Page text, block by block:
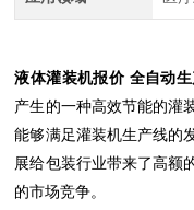
液体灌装机报价 全自动
产生的一种高效节能的灌
能够满足灌装机生产线的
展给包装行业带来了高额
的市场竞争。